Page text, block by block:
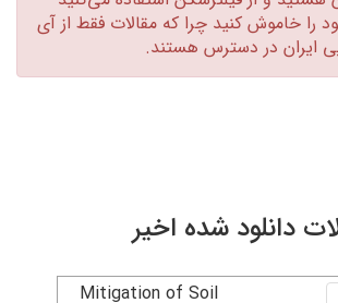
خاموش کنید چرا که مقالات فقط از آی
در دسترس هستند.‏
دانلود شده اخیر
Mitigation of Soil